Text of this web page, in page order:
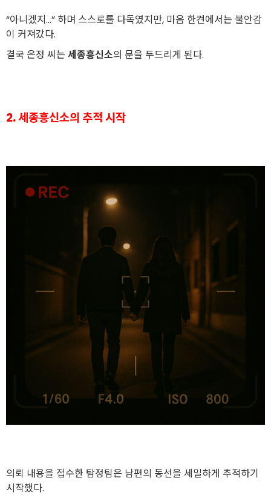
“아니겠지…” 하며 스스로를 다독였지만, 마음 한켠에서는 불안감
이 커져갔다.
결국 은정 씨는 세종흥신소의 문을 두드리게 된다.
2. 세종흥신소의 추적 시작
의뢰 내용을 접수한 탐정팀은 남편의 동선을 세밀하게 추적하기
시작했다.